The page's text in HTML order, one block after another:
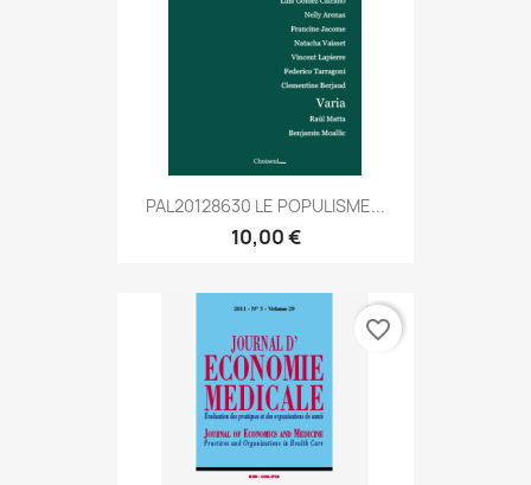
PAL20128630 LE POPULISME...
10,00 €
favorite_border